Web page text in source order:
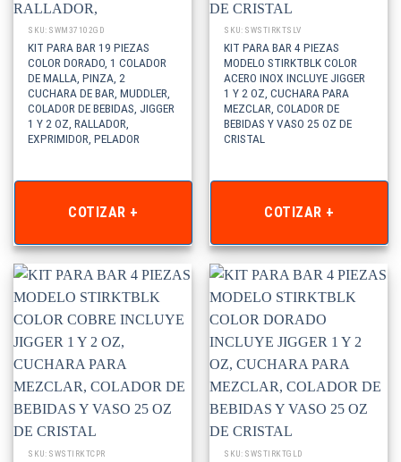
SKU: SWM37102GD
KIT PARA BAR 19 PIEZAS
COLOR DORADO, 1 COLADOR
DE MALLA, PINZA, 2
CUCHARA DE BAR, MUDDLER,
COLADOR DE BEBIDAS, JIGGER
1 Y 2 OZ, RALLADOR,
EXPRIMIDOR, PELADOR
COTIZAR +
SKU: SWSTIRKTSLV
KIT PARA BAR 4 PIEZAS
MODELO STIRKTBLK COLOR
ACERO INOX INCLUYE JIGGER
1 Y 2 OZ, CUCHARA PARA
MEZCLAR, COLADOR DE
BEBIDAS Y VASO 25 OZ DE
CRISTAL
COTIZAR +
SKU: SWSTIRKTCPR SKU: SWSTIRKTGLD